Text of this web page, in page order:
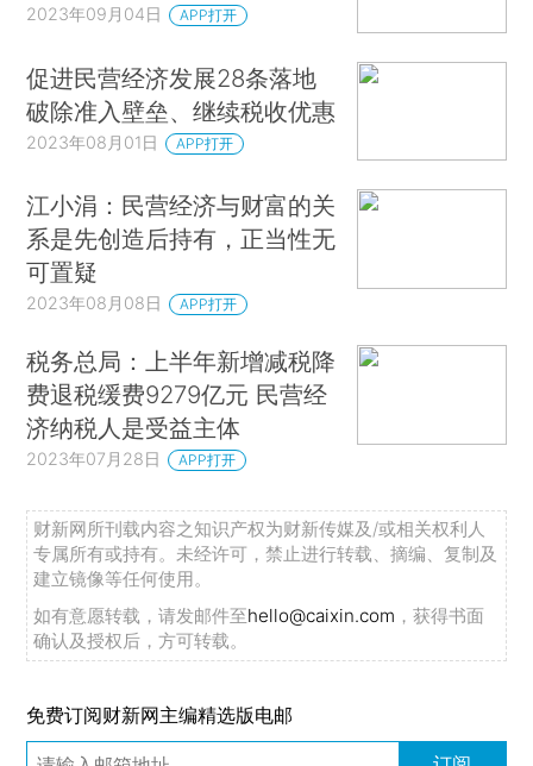
2023年09月04日 APP打开
促进民营经济发展28条落地
破除准入壁垒、继续税收优惠
2023年08月01日 APP打开
江小涓：民营经济与财富的关
系是先创造后持有，正当性无
可置疑
2023年08月08日 APP打开
税务总局：上半年新增减税降
费退税缓费9279亿元 民营经
济纳税人是受益主体
2023年07月28日 APP打开
财新网所刊载内容之知识产权为财新传媒及/或相关权利人
专属所有或持有。未经许可，禁止进行转载、摘编、复制及
建立镜像等任何使用。
如有意愿转载，请发邮件至hello@caixin.com ，获得书面
确认及授权后，方可转载。
免费订阅财新网主编精选版电邮